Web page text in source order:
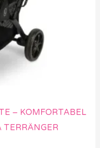
– KOMFORTABEL
TERRÄNGER